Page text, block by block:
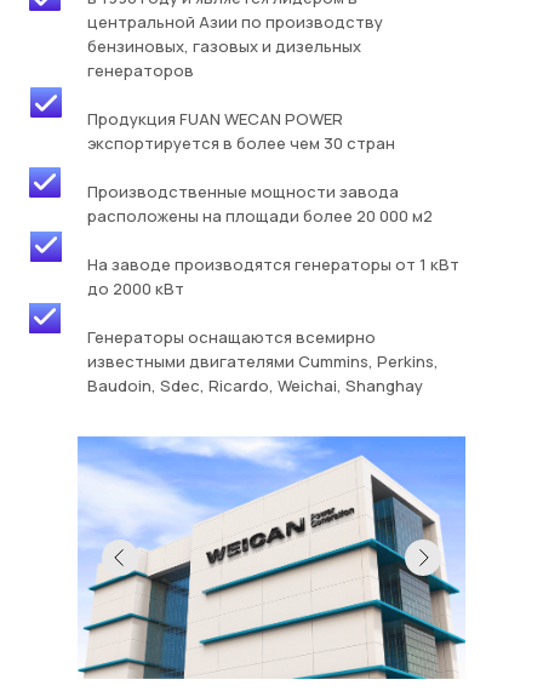
центральной Азии по производству
бензиновых, газовых и дизельных
генераторов
Продукция FUAN WECAN POWER
экспортируется в более чем 30 стран
Производственные мощности завода
расположены на площади более 20 000 м2
На заводе производятся генераторы от 1 кВт
до 2000 кВт
Генераторы оснащаются всемирно
известными двигателями Cummins, Perkins,
Baudoin, Sdec, Ricardo, Weichai, Shanghay